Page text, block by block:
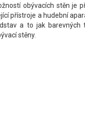
obývacích stěn je
přístroje a hudební
a to jak barevných
stěny.